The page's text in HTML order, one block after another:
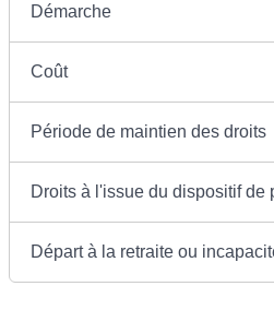
Démarche
Coût
Période de maintien des droits
Droits à l'issue du dispositif de
Départ à la retraite ou